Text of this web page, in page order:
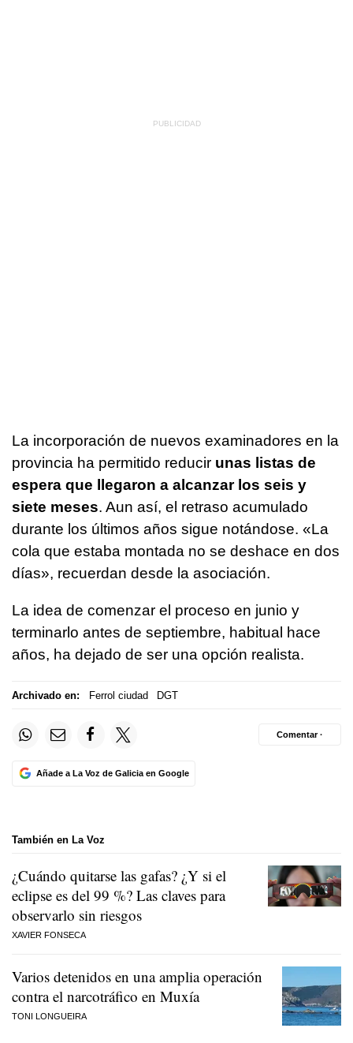
La incorporación de nuevos examinadores en la
provincia ha permitido reducir unas listas de
espera que llegaron a alcanzar los seis y
siete meses. Aun así, el retraso acumulado
durante los últimos años sigue notándose. «La
cola que estaba montada no se deshace en dos
días», recuerdan desde la asociación.
La idea de comenzar el proceso en junio y
terminarlo antes de septiembre, habitual hace
años, ha dejado de ser una opción realista.
Archivado en: Ferrol ciudad DGT
Añade a La Voz de Galicia en Google
Comentar ·
También en La Voz
¿Cuándo quitarse las gafas? ¿Y si el
eclipse es del 99 %? Las claves para
observarlo sin riesgos
XAVIER FONSECA
Varios detenidos en una amplia operación
contra el narcotráfico en Muxía
TONI LONGUEIRA